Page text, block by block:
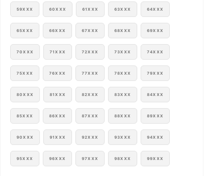
59XXX 60XXX 61XXX 63XXX 64XXX
65XXX 66XXX 67XXX 68XXX 69XXX
70XXX 71XXX 72XXX 73XXX 74XXX
75XXX 76XXX 77XXX 78XXX 79XXX
80XXX 81XXX 82XXX 83XXX 84XXX
85XXX 86XXX 87XXX 88XXX 89XXX
90XXX 91XXX 92XXX 93XXX 94XXX
95XXX 96XXX 97XXX 98XXX 99XXX